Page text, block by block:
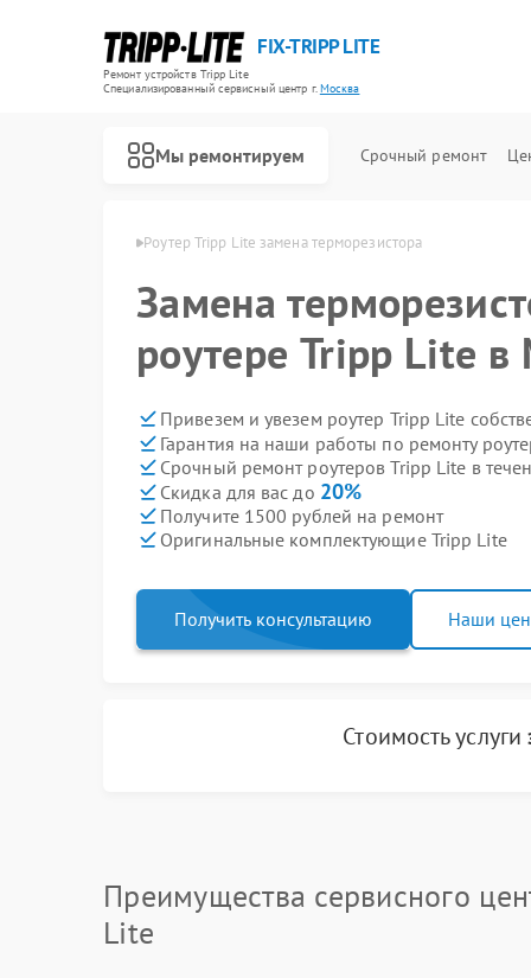
FIX-TRIPP LITE
Ремонт устройств Tripp Lite
Специализированный cервисный центр г.Москва
Мы ремонтируем Срочный ремонт
Tripp Lite в Москве Роутер Tripp Lite замена терморезистора
Замена
роутере Tripp Lite в
Привезем и увезем роутер Tripp Lite
Гарантия на наши работы по ремонту
Срочный ремонт роутеров Tripp Lite в
Скидка для вас до 20%
Получите 1500 рублей на ремонт
Оригинальные комплектующие Tripp Lite
Получить консультацию Наши
Стоимость услуги
Преимущества сервисного
Lite